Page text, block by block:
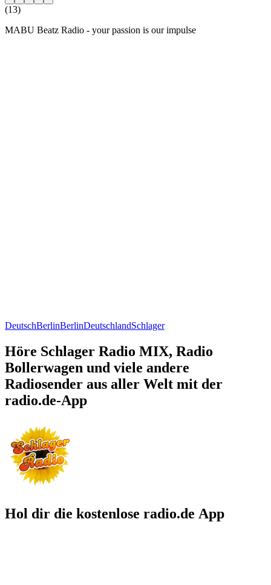
(13)
MABU Beatz Radio - your passion is our impulse
DeutschBerlinBerlinDeutschlandSchlager
Höre Schlager Radio MIX, Radio
Bollerwagen und viele andere
Radiosender aus aller Welt mit der
radio.de-App
Hol dir die kostenlose radio.de App